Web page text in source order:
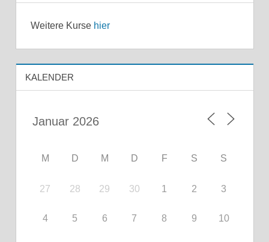
Weitere Kurse hier
KALENDER
M D M D F S S
27 28 29 30 1 2 3
4 5 6 7 8 9 10